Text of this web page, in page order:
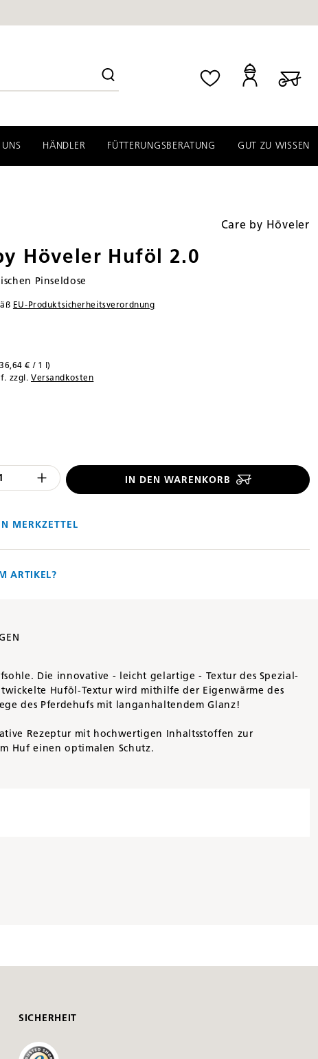
UNS HÄNDLER FÜTTERUNGSBERATUNG GUT ZU WISSEN
Care by Höveler
Höveler Huföl 2.0
Pinseldose
EU‑Produktsicherheitsverordnung
€ / 1 l)
zzgl. Versandkosten
Anzahl des Produktes
IN DEN WARENKORB
MERKZETTEL
ARTIKEL?
Die innovative - leicht gelartige - Textur des Spezial-
Huföl-Textur wird mithilfe der Eigenwärme des
des Pferdehufs mit langanhaltendem Glanz!
Rezeptur mit hochwertigen Inhaltsstoffen zur
Huf einen optimalen Schutz.
SICHERHEIT